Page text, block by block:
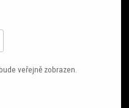
veřejně zobrazen.